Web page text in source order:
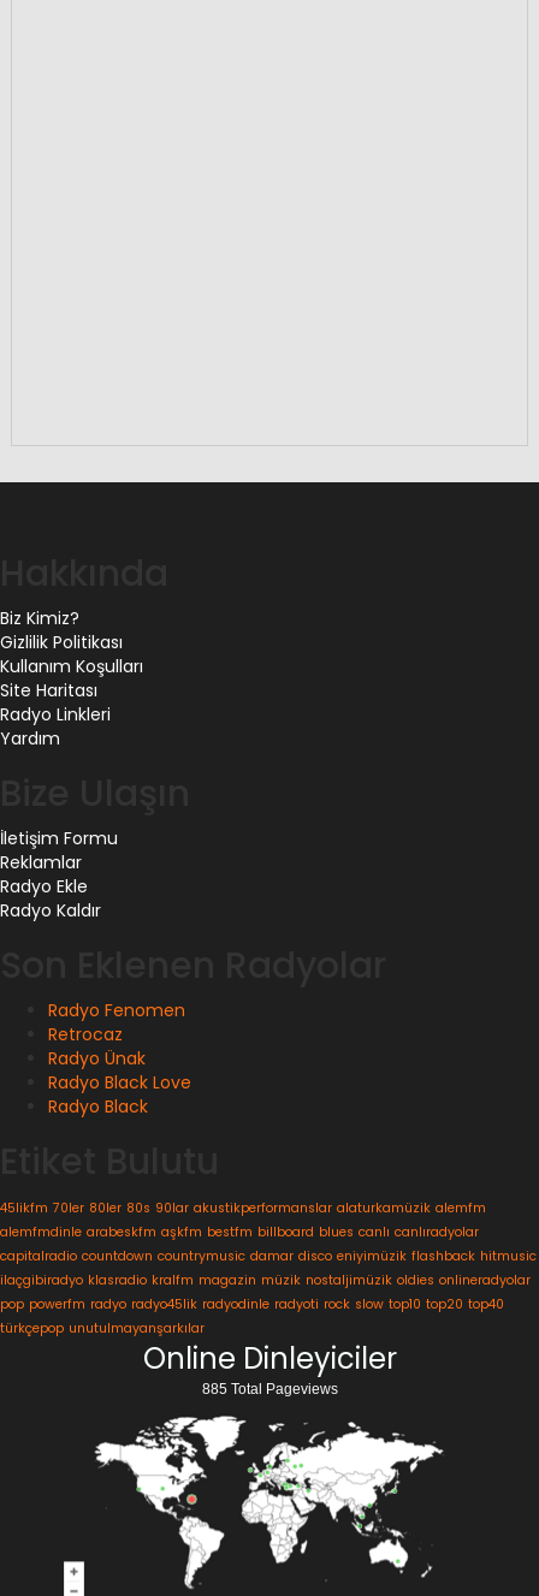
Biz Kimiz?
Gizlilik Politikası
Kullanım Koşulları
Site Haritası
Radyo Linkleri
Yardım
İletişim Formu
Reklamlar
Radyo Ekle
Radyo Kaldır
Radyo Fenomen
Retrocaz
Radyo Ünak
Radyo Black Love
Radyo Black
45likfm 70ler 80ler 80s 90lar akustikperformanslar alaturkamüzik alemfm
alemfmdinle arabeskfm aşkfm bestfm billboard blues canlı canlıradyolar
capitalradio countdown countrymusic damar disco eniyimüzik flashback hitmusic
ilaçgibiradyo klasradio kralfm magazin müzik nostaljimüzik oldies onlineradyolar
pop powerfm radyo radyo45lik radyodinle radyoti rock slow top10 top20 top40
türkçepop unutulmayanşarkılar
Online Dinleyiciler
885 Total Pageviews